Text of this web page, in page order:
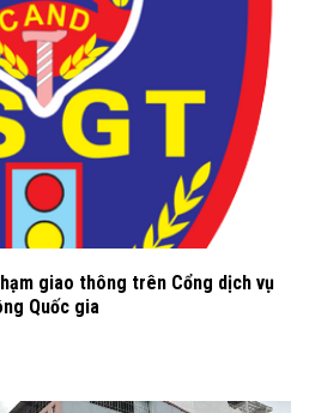
giao thông trên Cổng dịch vụ
Quốc gia